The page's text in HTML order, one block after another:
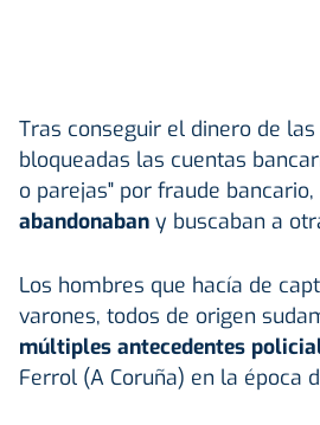
Tras conseguir el dinero de
bloqueadas las cuentas
o parejas" por fraude bancario,
abandonaban y buscaban a
Los hombres que hacía de
varones, todos de origen
múltiples antecedentes
Ferrol (A Coruña) en la época